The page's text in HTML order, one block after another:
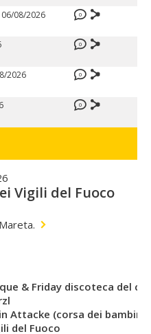
06/08/2026 0
0
2026 0
0
Vigili del Fuoco
Mareta.
& Friday discoteca del
Attacke (corsa dei bambini)
del Fuoco